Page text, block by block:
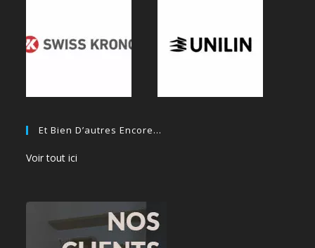
Et Bien D’autres Encore…
Voir tout ici